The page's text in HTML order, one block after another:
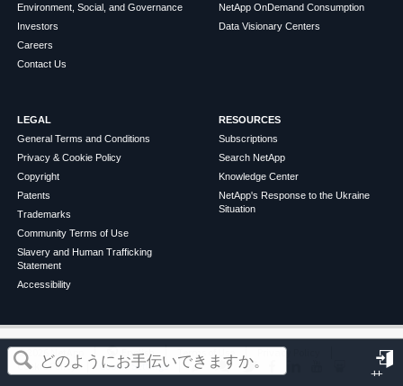
サ
この記事は役に立ちましたか？
Environment, Social, and Governance
Investors
Careers
Contact Us
NetApp OnDemand Consumption
Data Visionary Centers
LEGAL
General Terms and Conditions
Privacy & Cookie Policy
Copyright
Patents
Trademarks
Community Terms of Use
Slavery and Human Trafficking
Statement
Accessibility
RESOURCES
Subscriptions
Search NetApp
Knowledge Center
NetApp's Response to the Ukraine
Situation
©2026NetApp English Terms of Use
Privacy Policy
Cookie Policy
Cookie Settings